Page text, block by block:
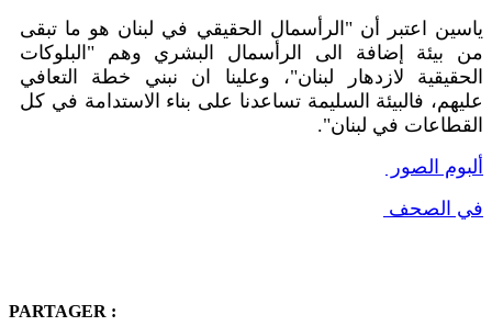
ياسين اعتبر أن "الرأسمال الحقيقي في لبنان هو ما تبقى
من بيئة إضافة الى الرأسمال البشري وهم "البلوكات
الحقيقية لازدهار لبنان"، وعلينا ان نبني خطة التعافي
عليهم، فالبيئة السليمة تساعدنا على بناء الاستدامة في كل
القطاعات في لبنان".
ألبوم الصور
في الصحف
PARTAGER :